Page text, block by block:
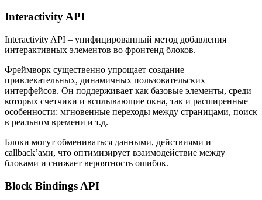
Interactivity API
Interactivity API – унифицированный метод добавления
интерактивных элементов во фронтенд блоков.
Фреймворк существенно упрощает создание
привлекательных, динамичных пользовательских
интерфейсов. Он поддерживает как базовые элементы, среди
которых счетчики и всплывающие окна, так и расширенные
особенности: мгновенные переходы между страницами, поиск
в реальном времени и т.д.
Блоки могут обмениваться данными, действиями и
callback’ами, что оптимизирует взаимодействие между
блоками и снижает вероятность ошибок.
Block Bindings API